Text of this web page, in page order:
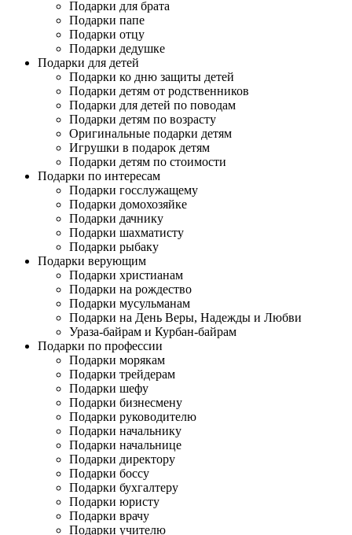
Подарки для брата
Подарки папе
Подарки отцу
Подарки дедушке
Подарки для детей
Подарки ко дню защиты детей
Подарки детям от родственников
Подарки для детей по поводам
Подарки детям по возрасту
Оригинальные подарки детям
Игрушки в подарок детям
Подарки детям по стоимости
Подарки по интересам
Подарки госслужащему
Подарки домохозяйке
Подарки дачнику
Подарки шахматисту
Подарки рыбаку
Подарки верующим
Подарки христианам
Подарки на рождество
Подарки мусульманам
Подарки на День Веры, Надежды и Любви
Ураза-байрам и Курбан-байрам
Подарки по профессии
Подарки морякам
Подарки трейдерам
Подарки шефу
Подарки бизнесмену
Подарки руководителю
Подарки начальнику
Подарки начальнице
Подарки директору
Подарки боссу
Подарки бухгалтеру
Подарки юристу
Подарки врачу
Подарки учителю